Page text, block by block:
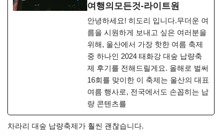
여행의모든것-라이트원
안녕하세요! 히도리 입니다.무더운 여
름을 시원하게 보내고 싶은 여러분을
위해, 울산에서 가장 핫한 여름 축제
중 하나인 2024 태화강 대숲 납량축
제 후기를 전해드릴게요. 올해로 벌써
16회를 맞이한 이 축제는 울산의 대표
여름 행사로, 전국에서도 손꼽히는 납
량 콘텐츠를
차라리 대숲 납량축제가 훨씬 괜찮습니다.